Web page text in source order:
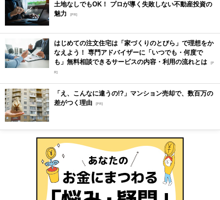
土地なしでもOK！ プロが導く失敗しない不動産投資の
魅力
[PR]
はじめての注文住宅は「家づくりのとびら」で理想をか
なえよう！ 専門アドバイザーに「いつでも・何度で
も」無料相談できるサービスの内容・利用の流れとは [P
R]
「え、こんなに違うの!?」マンション売却で、数百万の
差がつく理由 [PR]